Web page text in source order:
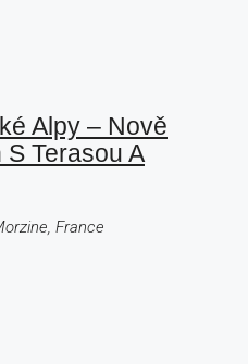
Alpy – Nově
Terasou A
France